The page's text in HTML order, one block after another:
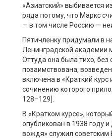
«Азиатский» выбивается
ряда потому, что Маркс
— в том числе Россию —
Пятичленку придумали в
Ленинградской академии
Оттуда она была тихо, без
позаимствована,
включена в «Краткий курс
сочинению которого
128–129].
В «Кратком курсе»,
опубликован в 1938 году и
вождя» служил советским